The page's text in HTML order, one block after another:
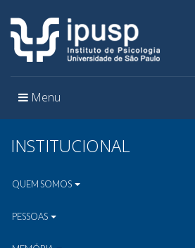
Toggle
Menu
INSTITUCIONAL
QUEM SOMOS
PESSOAS